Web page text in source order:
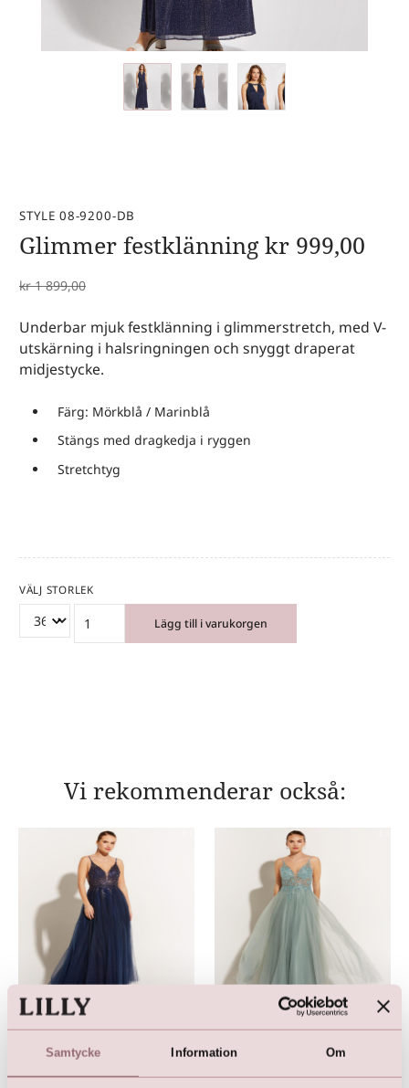
Samtycke Information Om
STYLE 08-9200-DB
Glimmer festklänning kr 999,00
kr 1 899,00
Underbar mjuk festklänning i glimmerstretch, med V-
utskärning i halsringningen och snyggt draperat
midjestycke.
Färg: Mörkblå / Marinblå
Stängs med dragkedja i ryggen
Stretchtyg
VÄLJ STORLEK
Lägg till i varukorgen
Vi rekommenderar också:
2 500,00
kr 4 499,00
kr
kr 4 499,00